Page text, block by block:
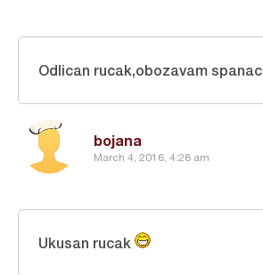
bojana
March 4, 2016, 4:28 am
Odlican rucak,obozavam spanac
Ukusan rucak